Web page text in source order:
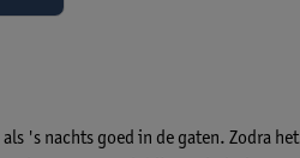
's nachts goed in de gaten. Zodra het